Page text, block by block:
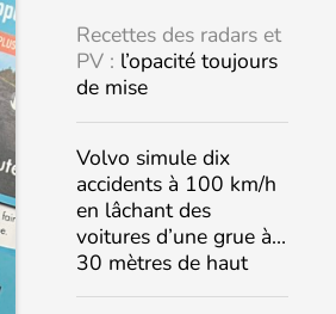
Recettes des radars et
PV : l’opacité toujours
de mise
Volvo simule dix
accidents à 100 km/h
en lâchant des
voitures d’une grue à…
30 mètres de haut